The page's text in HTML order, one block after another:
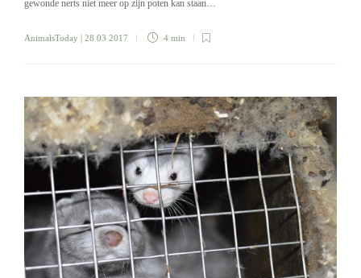
gewonde nerts niet meer op zijn poten kan staan…
AnimalsToday | 28 03 2017 4 min